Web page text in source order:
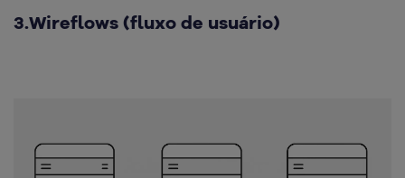
3.Wireflows (fluxo de usuário)